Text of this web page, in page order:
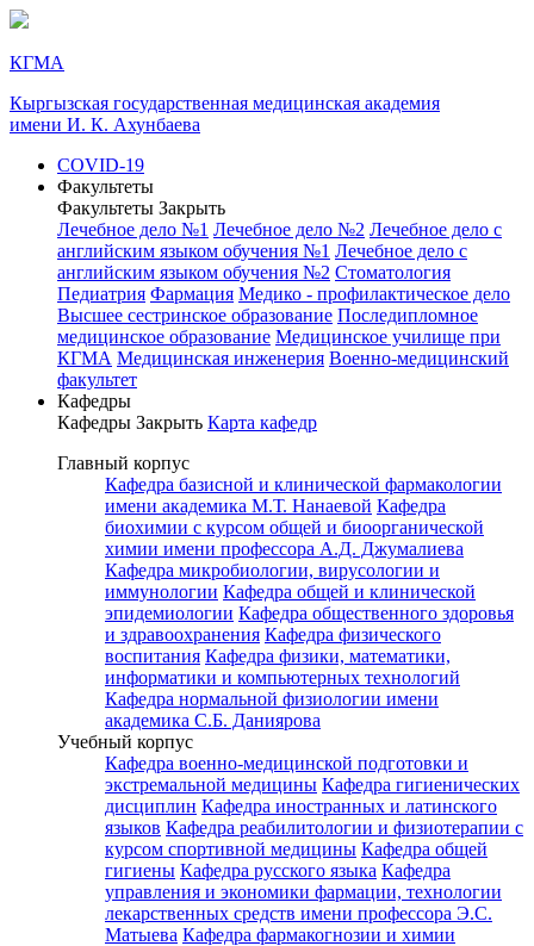
КГМА
Кыргызская государственная медицинская академия
имени И. К. Ахунбаева
COVID-19
Факультеты
Факультеты Закрыть
Лечебное дело №1 Лечебное дело №2 Лечебное дело с
английским языком обучения №1 Лечебное дело с
английским языком обучения №2 Стоматология
Педиатрия Фармация Медико - профилактическое дело
Высшее сестринское образование Последипломное
медицинское образование Медицинское училище при
КГМА Медицинская инженерия Военно-медицинский
факультет
Кафедры
Кафедры Закрыть Карта кафедр
Главный корпус
Кафедра базисной и клинической фармакологии
имени академика М.Т. Нанаевой Кафедра
биохимии с курсом общей и биоорганической
химии имени профессора А.Д. Джумалиева
Кафедра микробиологии, вирусологии и
иммунологии Кафедра общей и клинической
эпидемиологии Кафедра общественного здоровья
и здравоохранения Кафедра физического
воспитания Кафедра физики, математики,
информатики и компьютерных технологий
Кафедра нормальной физиологии имени
академика С.Б. Даниярова
Учебный корпус
Кафедра военно-медицинской подготовки и
экстремальной медицины Кафедра гигиенических
дисциплин Кафедра иностранных и латинского
языков Кафедра реабилитологии и физиотерапии с
курсом спортивной медицины Кафедра общей
гигиены Кафедра русского языка Кафедра
управления и экономики фармации, технологии
лекарственных средств имени профессора Э.С.
Матыева Кафедра фармакогнозии и химии